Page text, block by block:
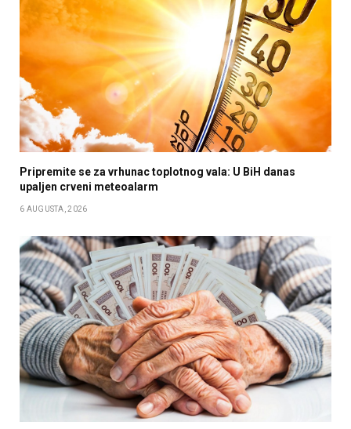
Pripremite se za vrhunac toplotnog vala: U BiH danas
upaljen crveni meteoalarm
6 AUGUSTA, 2026